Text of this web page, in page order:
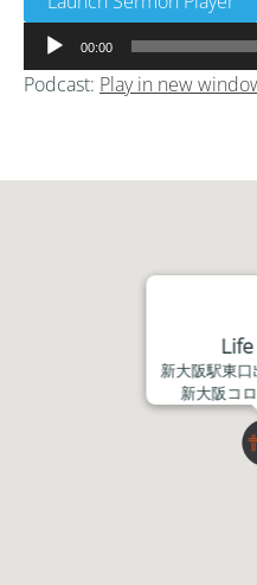
声
プ
ヤ
00:00
Podcast: Play in new
新大阪駅東
新大阪コ